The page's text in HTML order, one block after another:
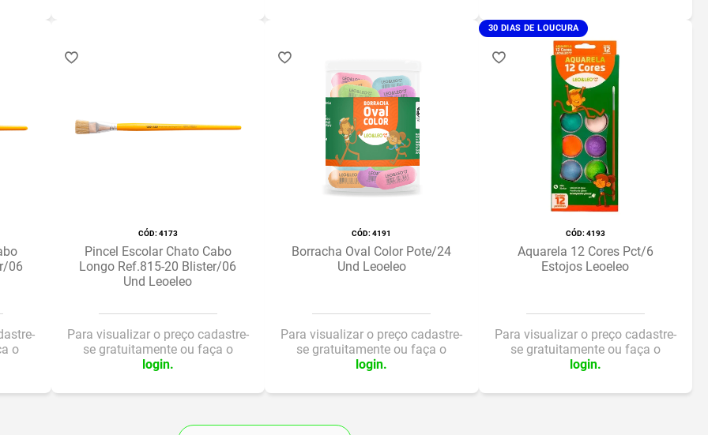
06
o
:4173
Pincel Escolar Chato Cabo
Longo Ref.815-20 Blister/06
Und Leoeleo
Para visualizar o preço cadastre-
se gratuitamente ou faça o
login.
:4191
Borracha Oval Color Pote/24
Und Leoeleo
Para visualizar o preço cadastre-
se gratuitamente ou faça o
login.
30 DIAS DE LOUCURA
:4193
Aquarela 12 Cores Pct/6
Estojos Leoeleo
Para visualizar o preço cadastre-
se gratuitamente ou faça o
login.